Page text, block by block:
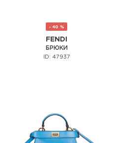
- 40 %
FENDI
БРЮКИ
ID: 47937